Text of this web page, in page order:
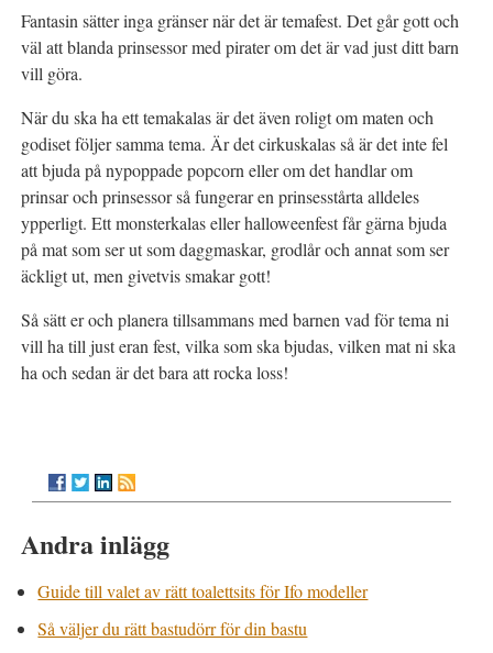
Fantasin sätter inga gränser när det är temafest. Det går gott och
väl att blanda prinsessor med pirater om det är vad just ditt barn
vill göra.
När du ska ha ett temakalas är det även roligt om maten och
godiset följer samma tema. Är det cirkuskalas så är det inte fel
att bjuda på nypoppade popcorn eller om det handlar om
prinsar och prinsessor så fungerar en prinsesstårta alldeles
ypperligt. Ett monsterkalas eller halloweenfest får gärna bjuda
på mat som ser ut som daggmaskar, grodlår och annat som ser
äckligt ut, men givetvis smakar gott!
Så sätt er och planera tillsammans med barnen vad för tema ni
vill ha till just eran fest, vilka som ska bjudas, vilken mat ni ska
ha och sedan är det bara att rocka loss!
Andra inlägg
Guide till valet av rätt toalettsits för Ifo modeller
Så väljer du rätt bastudörr för din bastu